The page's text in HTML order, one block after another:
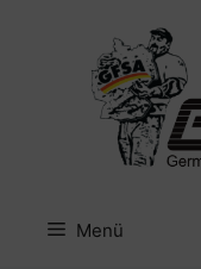
Menü